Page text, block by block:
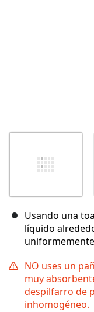
Usando una
líquido
NO uses un
muy
despilfarro de
inhomogéneo.